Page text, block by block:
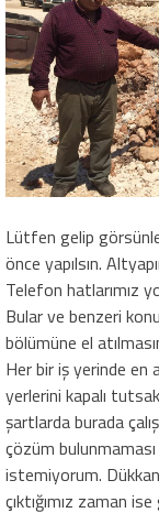
Lütfen gelip
önce yapılsın.
Telefon hatlarımız
Bular ve benzeri
bölümüne el
Her bir iş yerinde en
yerlerini kapalı
şartlarda burada
çözüm
istemiyorum.
çıktığımız zaman